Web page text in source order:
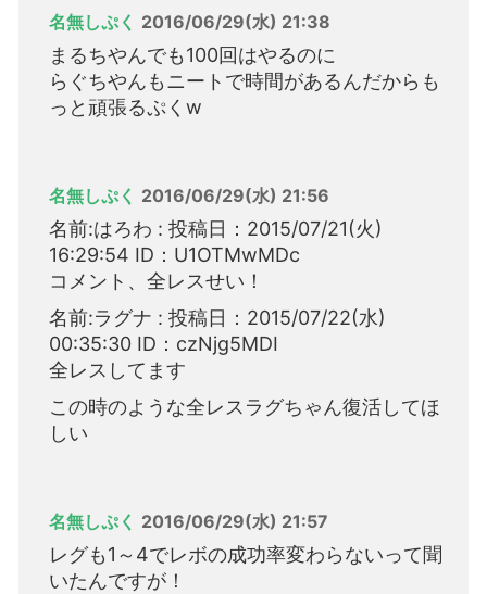
名無しぷく 2016/06/29(水) 21:38
まるちやんでも100回はやるのに
らぐちやんもニートで時間があるんだからも
っと頑張るぷくw
名無しぷく 2016/06/29(水) 21:56
名前:はろわ : 投稿日：2015/07/21(火)
16:29:54 ID：U1OTMwMDc
コメント、全レスせい！
名前:ラグナ : 投稿日：2015/07/22(水)
00:35:30 ID：czNjg5MDI
全レスしてます
この時のような全レスラグちゃん復活してほ
しい
名無しぷく 2016/06/29(水) 21:57
レグも1～4でレボの成功率変わらないって聞
いたんですが！